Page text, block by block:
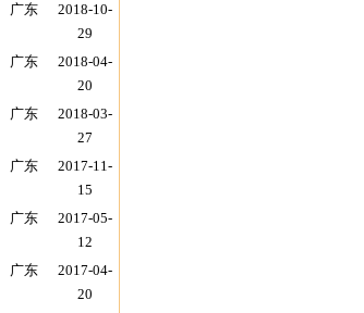
广东
2018-10-
29
广东
2018-04-
20
广东
2018-03-
27
广东
2017-11-
15
广东
2017-05-
12
广东
2017-04-
20